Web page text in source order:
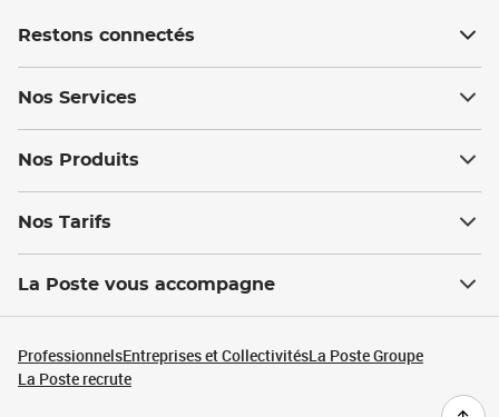
Restons connectés
Nos Services
Nos Produits
Nos Tarifs
La Poste vous accompagne
ProfessionnelsEntreprises et CollectivitésLa Poste Groupe
La Poste recrute